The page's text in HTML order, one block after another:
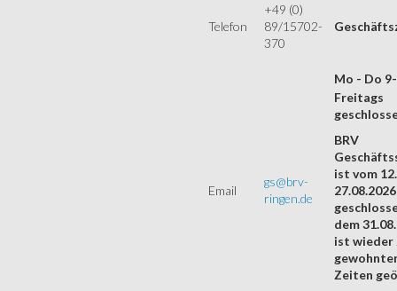
Telefon
+49 (0)
89/15702-
370
Mo - Do
Email
gs@brv-
ringen.de
Freitags
BRV
ist vom
27.08.2026
dem
ist wieder
Zeiten